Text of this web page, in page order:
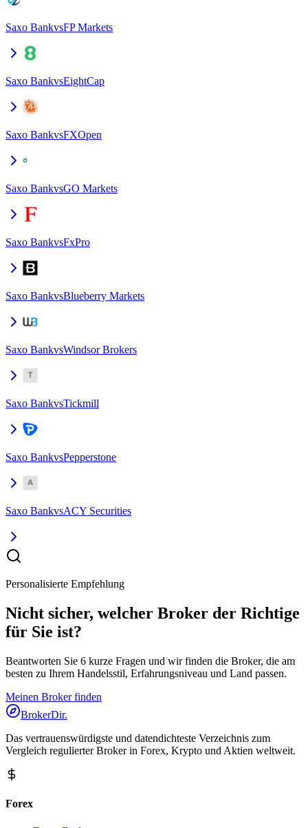
Saxo BankvsFP Markets
Saxo BankvsEightCap
Saxo BankvsFXOpen
Saxo BankvsGO Markets
Saxo BankvsFxPro
Saxo BankvsBlueberry Markets
Saxo BankvsWindsor Brokers
Saxo BankvsTickmill
Saxo BankvsPepperstone
Saxo BankvsACY Securities
Personalisierte Empfehlung
Nicht sicher, welcher Broker der Richtige
für Sie ist?
Beantworten Sie 6 kurze Fragen und wir finden die Broker, die am
besten zu Ihrem Handelsstil, Erfahrungsniveau und Land passen.
Meinen Broker finden
BrokerDir.
Das vertrauenswürdigste und datendichteste Verzeichnis zum
Vergleich regulierter Broker in Forex, Krypto und Aktien weltweit.
Forex